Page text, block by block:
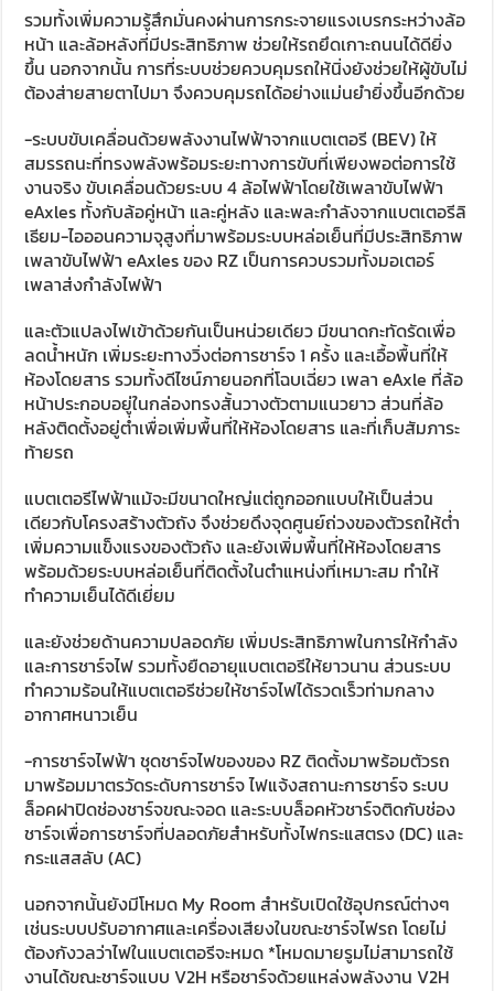
รวมทั้งเพิ่มความรู้สึกมั่นคงผ่านการกระจายแรงเบรกระหว่างล้อ
หน้า และล้อหลังที่มีประสิทธิภาพ ช่วยให้รถยึดเกาะถนนได้ดียิ่ง
ขึ้น นอกจากนั้น การที่ระบบช่วยควบคุมรถให้นิ่งยังช่วยให้ผู้ขับไม่
ต้องส่ายสายตาไปมา จึงควบคุมรถได้อย่างแม่นยำยิ่งขึ้นอีกด้วย
-ระบบขับเคลื่อนด้วยพลังงานไฟฟ้าจากแบตเตอรี (BEV) ให้
สมรรถนะที่ทรงพลังพร้อมระยะทางการขับที่เพียงพอต่อการใช้
งานจริง ขับเคลื่อนด้วยระบบ 4 ล้อไฟฟ้าโดยใช้เพลาขับไฟฟ้า
eAxles ทั้งกับล้อคู่หน้า และคู่หลัง และพละกำลังจากแบตเตอรีลิ
เธียม-ไอออนความจุสูงที่มาพร้อมระบบหล่อเย็นที่มีประสิทธิภาพ
เพลาขับไฟฟ้า eAxles ของ RZ เป็นการควบรวมทั้งมอเตอร์
เพลาส่งกำลังไฟฟ้า
และตัวแปลงไฟเข้าด้วยกันเป็นหน่วยเดียว มีขนาดกะทัดรัดเพื่อ
ลดน้ำหนัก เพิ่มระยะทางวิ่งต่อการชาร์จ 1 ครั้ง และเอื้อพื้นที่ให้
ห้องโดยสาร รวมทั้งดีไซน์ภายนอกที่โฉบเฉี่ยว เพลา eAxle ที่ล้อ
หน้าประกอบอยู่ในกล่องทรงสั้นวางตัวตามแนวยาว ส่วนที่ล้อ
หลังติดตั้งอยู่ต่ำเพื่อเพิ่มพื้นที่ให้ห้องโดยสาร และที่เก็บสัมภาระ
ท้ายรถ
แบตเตอรีไฟฟ้าแม้จะมีขนาดใหญ่แต่ถูกออกแบบให้เป็นส่วน
เดียวกับโครงสร้างตัวถัง จึงช่วยดึงจุดศูนย์ถ่วงของตัวรถให้ต่ำ
เพิ่มความแข็งแรงของตัวถัง และยังเพิ่มพื้นที่ให้ห้องโดยสาร
พร้อมด้วยระบบหล่อเย็นที่ติดตั้งในตำแหน่งที่เหมาะสม ทำให้
ทำความเย็นได้ดีเยี่ยม
และยังช่วยด้านความปลอดภัย เพิ่มประสิทธิภาพในการให้กำลัง
และการชาร์จไฟ รวมทั้งยืดอายุแบตเตอรีให้ยาวนาน ส่วนระบบ
ทำความร้อนให้แบตเตอรีช่วยให้ชาร์จไฟได้รวดเร็วท่ามกลาง
อากาศหนาวเย็น
-การชาร์จไฟฟ้า ชุดชาร์จไฟของของ RZ ติดตั้งมาพร้อมตัวรถ
มาพร้อมมาตรวัดระดับการชาร์จ ไฟแจ้งสถานะการชาร์จ ระบบ
ล็อคฝาปิดช่องชาร์จขณะจอด และระบบล็อคหัวชาร์จติดกับช่อง
ชาร์จเพื่อการชาร์จที่ปลอดภัยสำหรับทั้งไฟกระแสตรง (DC) และ
กระแสสลับ (AC)
นอกจากนั้นยังมีโหมด My Room สำหรับเปิดใช้อุปกรณ์ต่างๆ
เช่นระบบปรับอากาศและเครื่องเสียงในขณะชาร์จไฟรถ โดยไม่
ต้องกังวลว่าไฟในแบตเตอรีจะหมด *โหมดมายรูมไม่สามารถใช้
งานได้ขณะชาร์จแบบ V2H หรือชาร์จด้วยแหล่งพลังงาน V2H